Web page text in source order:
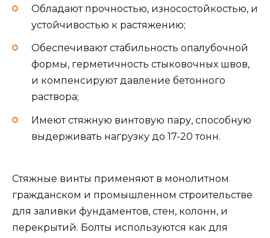
Обладают прочностью, износостойкостью, и
устойчивостью к растяжению;
Обеспечивают стабильность опалубочной
формы, герметичность стыковочных швов,
и компенсируют давление бетонного
раствора;
Имеют стяжную винтовую пару, способную
выдерживать нагрузку до 17-20 тонн.
Стяжные винты применяют в монолитном
гражданском и промышленном строительстве
для заливки фундаментов, стен, колонн, и
перекрытий. Болты используются как для